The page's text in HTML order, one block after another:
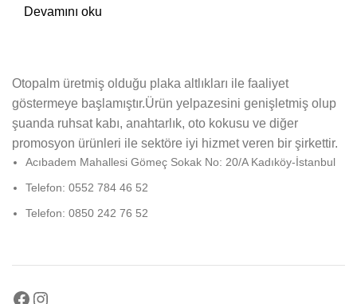
Devamını oku
Otopalm üretmiş olduğu plaka altlıkları ile faaliyet
göstermeye başlamıştır.Ürün yelpazesini genişletmiş olup
şuanda ruhsat kabı, anahtarlık, oto kokusu ve diğer
promosyon ürünleri ile sektöre iyi hizmet veren bir şirkettir.
Acıbadem Mahallesi Gömeç Sokak No: 20/A Kadıköy-İstanbul
Telefon: 0552 784 46 52
Telefon: 0850 242 76 52